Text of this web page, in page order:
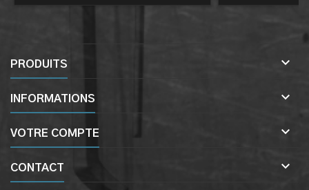
PRODUITS 
INFORMATIONS 
VOTRE COMPTE 
CONTACT 